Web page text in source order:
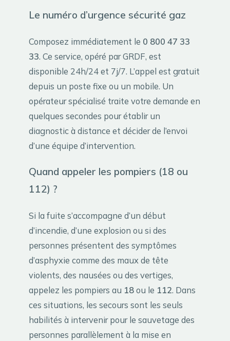
Le numéro d’urgence sécurité gaz
Composez immédiatement le 0 800 47 33
33. Ce service, opéré par GRDF, est
disponible 24h/24 et 7j/7. L’appel est gratuit
depuis un poste fixe ou un mobile. Un
opérateur spécialisé traite votre demande en
quelques secondes pour établir un
diagnostic à distance et décider de l’envoi
d’une équipe d’intervention.
Quand appeler les pompiers (18 ou
112) ?
Si la fuite s’accompagne d’un début
d’incendie, d’une explosion ou si des
personnes présentent des symptômes
d’asphyxie comme des maux de tête
violents, des nausées ou des vertiges,
appelez les pompiers au 18ou le 112. Dans
ces situations, les secours sont les seuls
habilités à intervenir pour le sauvetage des
personnes parallèlement à la mise en